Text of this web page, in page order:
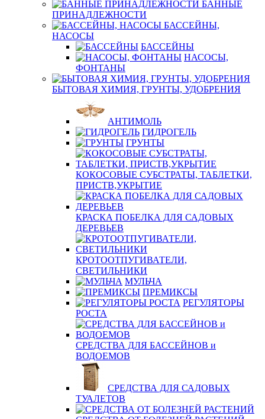
БАННЫЕ
ПРИНАДЛЕЖНОСТИ
БАССЕЙНЫ,
НАСОСЫ
БАССЕЙНЫ
НАСОСЫ,
ФОНТАНЫ
БЫТОВАЯ ХИМИЯ, ГРУНТЫ, УДОБРЕНИЯ
АНТИМОЛЬ
ГИДРОГЕЛЬ
ГРУНТЫ
КОКОСОВЫЕ СУБСТРАТЫ, ТАБЛЕТКИ,
ПРИСТВ,УКРЫТИЕ
КРАСКА ПОБЕЛКА ДЛЯ САДОВЫХ
ДЕРЕВЬЕВ
КРОТООТПУГИВАТЕЛИ,
СВЕТИЛЬНИКИ
МУЛЬЧА
ПРЕМИКСЫ
РЕГУЛЯТОРЫ
РОСТА
СРЕДСТВА ДЛЯ БАССЕЙНОВ и
ВОДОЕМОВ
СРЕДСТВА ДЛЯ САДОВЫХ
ТУАЛЕТОВ